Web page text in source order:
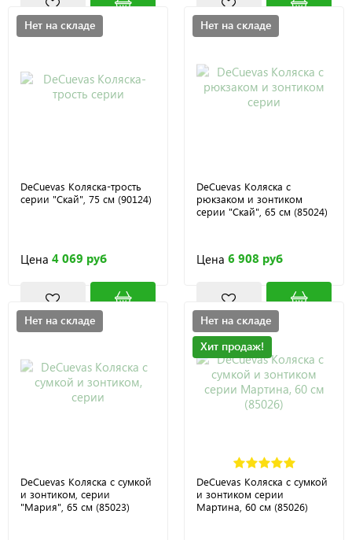
Нет на складе
DeCuevas Коляска-трость
серии "Скай", 75 см (90124)
Цена 4 069 руб
Нет на складе
DeCuevas Коляска с
рюкзаком и зонтиком
серии "Скай", 65 см (85024)
Цена 6 908 руб
Нет на складе
DeCuevas Коляска с сумкой
и зонтиком, серии
"Мария", 65 см (85023)
Нет на складе
Хит продаж!
DeCuevas Коляска с сумкой
и зонтиком серии
Мартина, 60 см (85026)